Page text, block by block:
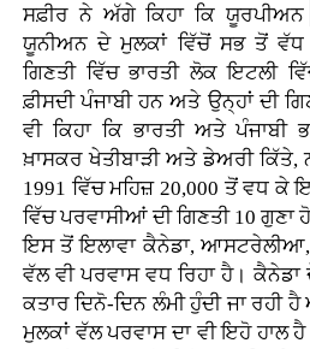
ਸਫ਼ੀਰ ਨੇ ਅੱਗੇ ਕਿਹਾ ਕਿ ਯੂਰਪੀਅਨ
ਯੂਨੀਅਨ ਦੇ ਮੁਲਕਾਂ ਵਿੱਚੋਂ ਸਭ ਤੋਂ ਵੱਧ
ਗਿਣਤੀ ਵਿੱਚ ਭਾਰਤੀ ਲੋਕ ਇਟਲੀ
ਫ਼ੀਸਦੀ ਪੰਜਾਬੀ ਹਨ ਅਤੇ ਉਨ੍ਹਾਂ ਦੀ
ਵੀ ਕਿਹਾ ਕਿ ਭਾਰਤੀ ਅਤੇ ਪੰਜਾਬੀ
ਖ਼ਾਸਕਰ ਖੇਤੀਬਾੜੀ ਅਤੇ ਡੇਅਰੀ
1991 ਵਿੱਚ ਮਹਿਜ਼ 20,000 ਤੋਂ ਵਧ ਕੇ
ਵਿੱਚ ਪਰਵਾਸੀਆਂ ਦੀ ਗਿਣਤੀ 10 ਗੁਣਾ
ਇਸ ਤੋਂ ਇਲਾਵਾ ਕੈਨੇਡਾ,
ਵੱਲ ਵੀ ਪਰਵਾਸ ਵਧ ਰਿਹਾ ਹੈ।
ਕਤਾਰ ਦਿਨੋ-ਦਿਨ ਲੰਮੀ ਹੁੰਦੀ ਜਾ ਰਹੀ
ਮੁਲਕਾਂ ਵੱਲ ਪਰਵਾਸ ਦਾ ਵੀ ਇਹੋ ਹਾਲ